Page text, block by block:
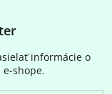
informácie o
shope.